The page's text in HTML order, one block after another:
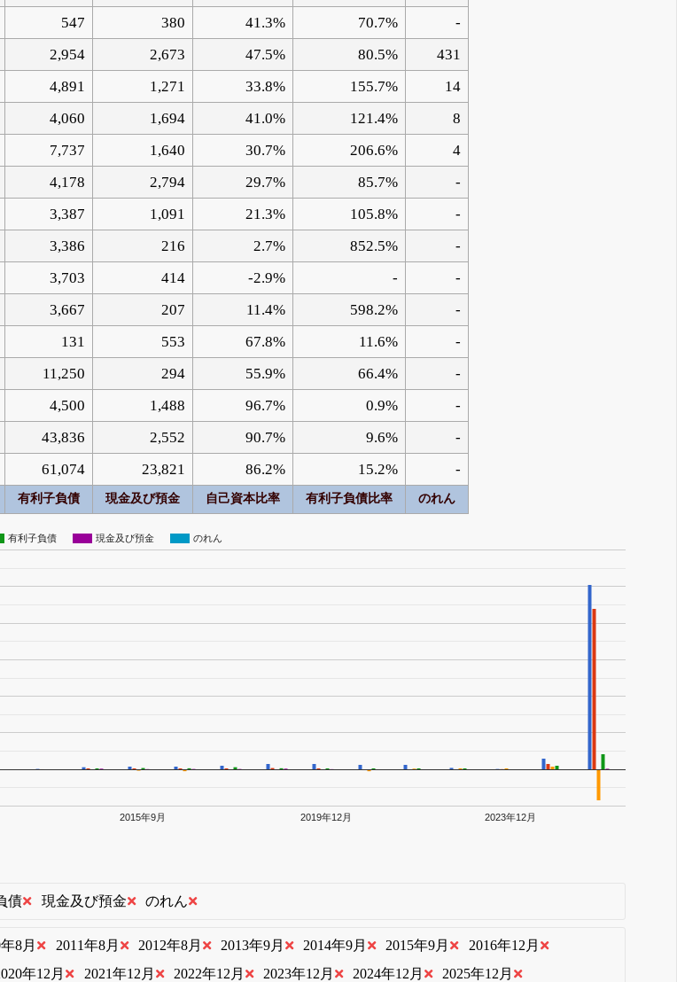
547 380 41.3% 70.7% -
2,954 2,673 47.5% 80.5% 431
4,891 1,271 33.8% 155.7% 14
4,060 1,694 41.0% 121.4% 8
7,737 1,640 30.7% 206.6% 4
4,178 2,794 29.7% 85.7% -
3,387 1,091 21.3% 105.8% -
3,386 216 2.7% 852.5% -
3,703 414 -2.9% - -
3,667 207 11.4% 598.2% -
131 553 67.8% 11.6% -
11,250 294 55.9% 66.4% -
4,500 1,488 96.7% 0.9% -
43,836 2,552 90.7% 9.6% -
61,074 23,821 86.2% 15.2% -
有利子負債 現金及び預金 自己資本比率 有利子負債比率 のれん
有利子負債 現金及び預金 のれん
2015年9月 2019年12月 2023年12月
債 現金及び預金 のれん
8月 2011年8月 2012年8月 2013年9月 2014年9月 2015年9月
2016年12月
年12月 2021年12月 2022年12月 2023年12月 2024年12月 2025年12月